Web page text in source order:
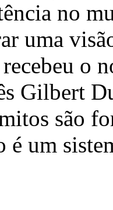
no
uma
o
Gilbert
são
é um